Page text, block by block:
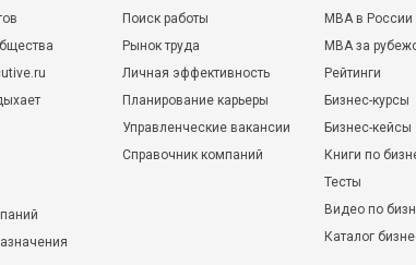
Поиск работы
Рынок труда
Личная эффективность
Планирование карьеры
Управленческие вакансии
Справочник компаний
MBA в России
MBA за
Рейтинги
Бизнес-курсы
Бизнес-кейсы
Книги по
Тесты
Видео по
Каталог